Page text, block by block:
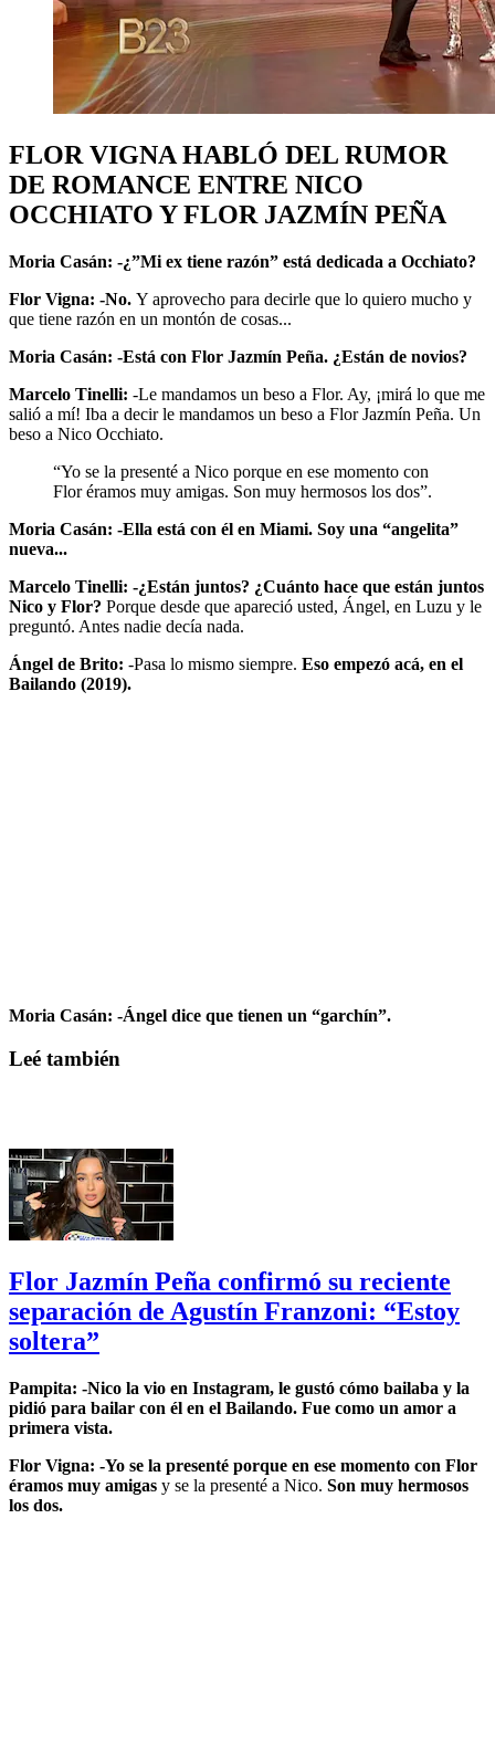
FLOR VIGNA HABLÓ DEL RUMOR
DE ROMANCE ENTRE NICO
OCCHIATO Y FLOR JAZMÍN PEÑA
Moria Casán: -¿”Mi ex tiene razón” está dedicada a Occhiato?
Flor Vigna: -No. Y aprovecho para decirle que lo quiero mucho y
que tiene razón en un montón de cosas...
Moria Casán: -Está con Flor Jazmín Peña. ¿Están de novios?
Marcelo Tinelli: -Le mandamos un beso a Flor. Ay, ¡mirá lo que me
salió a mí! Iba a decir le mandamos un beso a Flor Jazmín Peña. Un
beso a Nico Occhiato.
“Yo se la presenté a Nico porque en ese momento con
Flor éramos muy amigas. Son muy hermosos los dos”.
Moria Casán: -Ella está con él en Miami. Soy una “angelita”
nueva...
Marcelo Tinelli: -¿Están juntos? ¿Cuánto hace que están juntos
Nico y Flor? Porque desde que apareció usted, Ángel, en Luzu y le
preguntó. Antes nadie decía nada.
Ángel de Brito: -Pasa lo mismo siempre. Eso empezó acá, en el
Bailando (2019).
Moria Casán: -Ángel dice que tienen un “garchín”.
Leé también
Flor Jazmín Peña confirmó su reciente
separación de Agustín Franzoni: “Estoy
soltera”
Pampita: -Nico la vio en Instagram, le gustó cómo bailaba y la
pidió para bailar con él en el Bailando. Fue como un amor a
primera vista.
Flor Vigna: -Yo se la presenté porque en ese momento con Flor
éramos muy amigas y se la presenté a Nico. Son muy hermosos
los dos.